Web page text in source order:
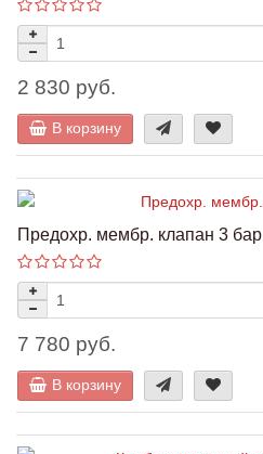
2 830 руб.
В корзину
Предохр. мембр. клапан 3 бар
7 780 руб.
В корзину